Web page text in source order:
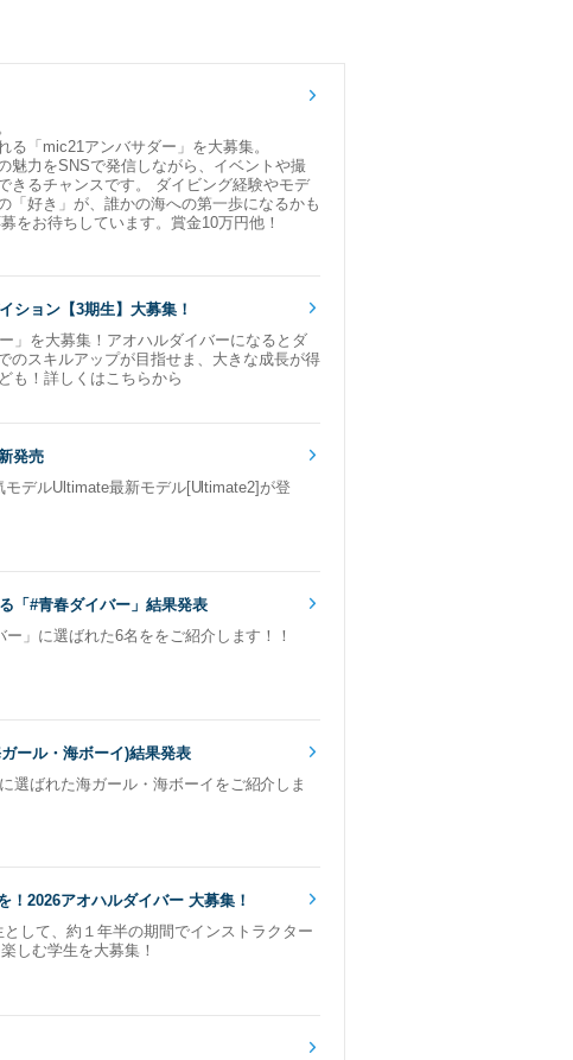
6名になりました!どうぞ応援してください!
ェットスーツが、
ーイをご紹介します！！
本体価格より最大30％オフになるキャンペーン
る「mic21アンバサダー」を大募集。
魅力をSNSで発信しながら、イベントや撮
きるチャンスです。 ダイビング経験やモデ
「好き」が、誰かの海への第一歩になるかも
をお待ちしています。賞金10万円他！
ション【3期生】大募集！
」を大募集！アオハルダイバーになるとダ
のスキルアップが目指せま、大きな成長が得
も！詳しくはこちらから
発売
モデルUltimate最新モデル[Ultimate2]が登
「#青春ダイバー」結果発表
」に選ばれた6名ををご紹介します！！
ール・海ボーイ)結果発表
選ばれた海ガール・海ボーイをご紹介しま
！2026アオハルダイバー 大募集！
として、約１年半の期間でインストラクター
しむ学生を大募集！